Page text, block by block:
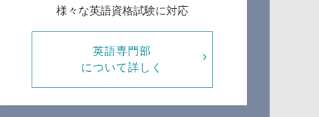
様々な英語資格試験に対応
英語専門部
について詳しく